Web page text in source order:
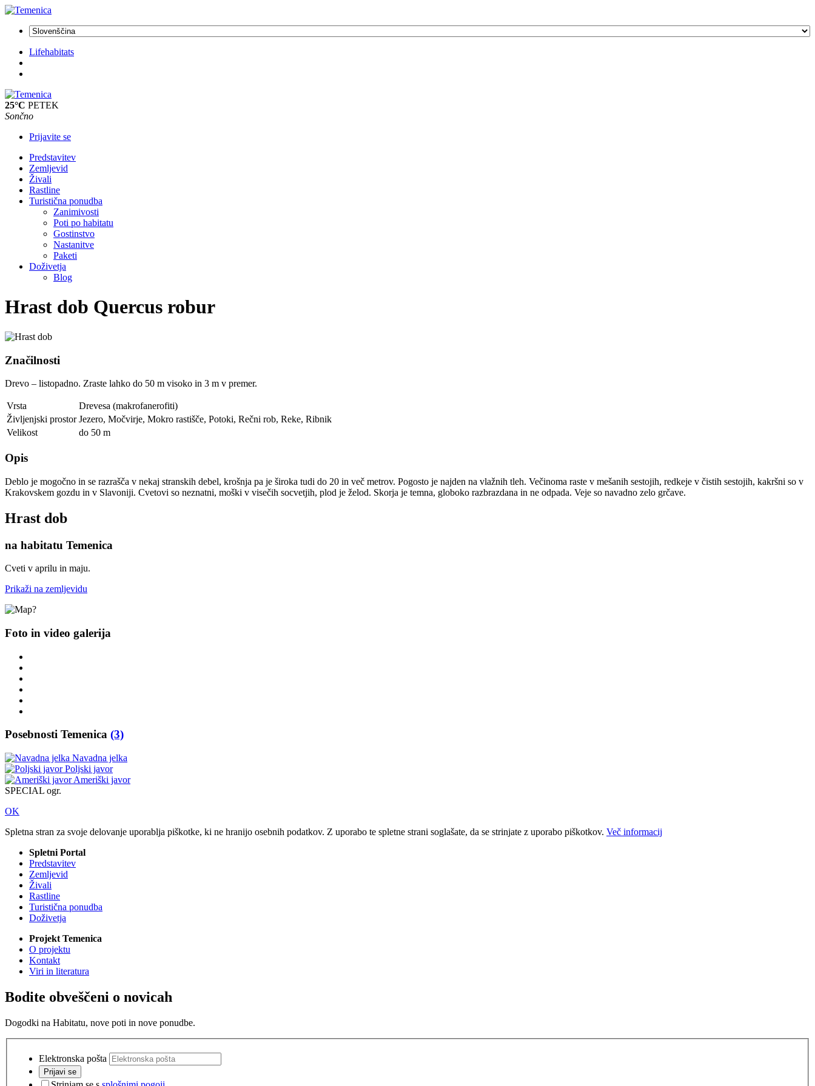
Lifehabitats
25°C PETEK
Sončno
Prijavite se
Predstavitev
Zemljevid
Živali
Rastline
Turistična ponudba
Zanimivosti
Poti po habitatu
Gostinstvo
Nastanitve
Paketi
Doživetja
Blog
Hrast dob Quercus robur
Značilnosti
Drevo – listopadno. Zraste lahko do 50 m visoko in 3 m v premer.
Vrsta
Drevesa (makrofanerofiti)
Življenjski prostor Jezero, Močvirje, Mokro rastišče, Potoki, Rečni rob, Reke, Ribnik
Velikost
do 50 m
Opis
Deblo je mogočno in se razrašča v nekaj stranskih debel, krošnja pa je široka tudi do 20 in več metrov. Pogosto je najden na vlažnih tleh. Večinoma raste v mešanih sestojih, redkeje v čistih sestojih, kakršni so v
Krakovskem gozdu in v Slavoniji. Cvetovi so neznatni, moški v visečih socvetjih, plod je želod. Skorja je temna, globoko razbrazdana in ne odpada. Veje so navadno zelo grčave.
Hrast dob
na habitatu Temenica
Cveti v aprilu in maju.
Prikaži na zemljevidu
Foto in video galerija
Posebnosti Temenica (3)
Navadna jelka
Poljski javor
Ameriški javor
SPECIAL ogr.
OK
Spletna stran za svoje delovanje uporablja piškotke, ki ne hranijo osebnih podatkov. Z uporabo te spletne strani soglašate, da se strinjate z uporabo piškotkov. Več informacij
Spletni Portal
Predstavitev
Zemljevid
Živali
Rastline
Turistična ponudba
Doživetja
Projekt Temenica
O projektu
Kontakt
Viri in literatura
Bodite obveščeni o novicah
Dogodki na Habitatu, nove poti in nove ponudbe.
Elektronska pošta
Prijavi se